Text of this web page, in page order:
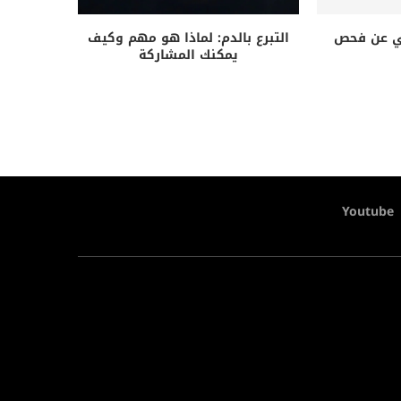
التبرع بالدم: لماذا هو مهم وكيف
يمكنك المشاركة
عن فحص
Youtube